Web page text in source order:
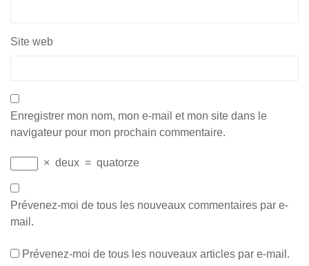
Site web
Enregistrer mon nom, mon e-mail et mon site dans le
navigateur pour mon prochain commentaire.
× deux = quatorze
Prévenez-moi de tous les nouveaux commentaires par e-
mail.
Prévenez-moi de tous les nouveaux articles par e-mail.